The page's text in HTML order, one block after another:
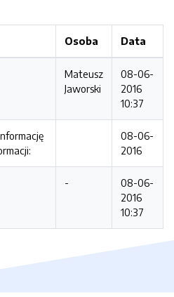
Osoba Data
Mateusz
Jaworski
08-06-
2016
10:37
08-06-
2016
-
08-06-
2016
10:37